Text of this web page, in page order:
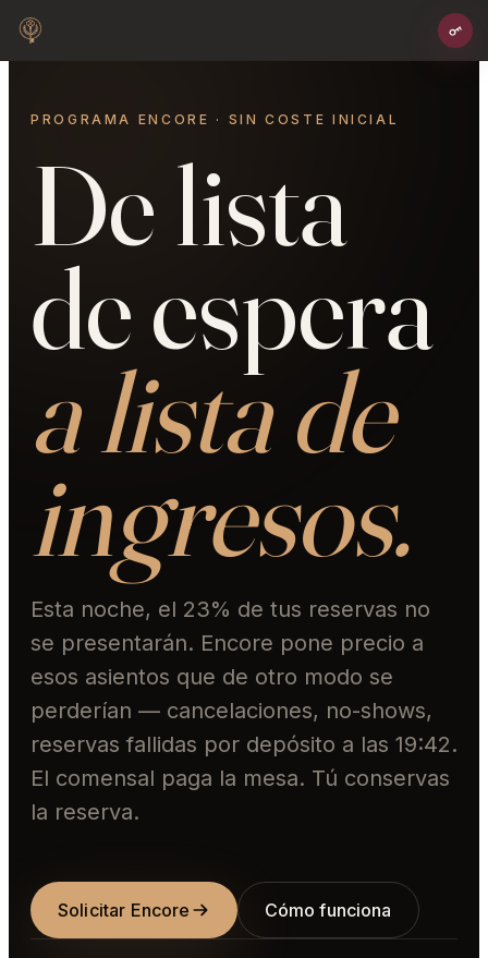
PROGRAMA ENCORE · SIN COSTE INICIAL
De lista
de espera
a lista de
ingresos.
Esta noche, el 23% de tus reservas no
se presentarán. Encore pone precio a
esos asientos que de otro modo se
perderían — cancelaciones, no-shows,
reservas fallidas por depósito a las 19:42.
El comensal paga la mesa. Tú conservas
la reserva.
Solicitar Encore Cómo funciona